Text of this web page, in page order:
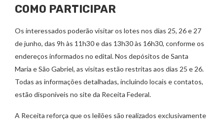
COMO PARTICIPAR
Os interessados poderão visitar os lotes nos dias 25, 26 e 27
de junho, das 9h às 11h30 e das 13h30 às 16h30, conforme os
endereços informados no edital. Nos depósitos de Santa
Maria e São Gabriel, as visitas estão restritas aos dias 25 e 26.
Todas as informações detalhadas, incluindo locais e contatos,
estão disponíveis no site da Receita Federal.
A Receita reforça que os leilões são realizados exclusivamente